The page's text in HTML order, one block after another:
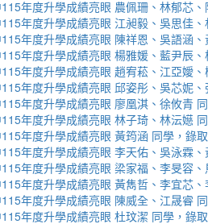
年度升學成績亮眼 農佩珊、林郁芯
年度升學成績亮眼 江昶毅、吳思佳
年度升學成績亮眼 陳祥恩、吳語涵
年度升學成績亮眼 楊雅媛、藍尹辰
年度升學成績亮眼 趙宥菘、江亞嬡
年度升學成績亮眼 邱姿彤、吳芯妮
年度升學成績亮眼 廖凰淇、徐攸青
年度升學成績亮眼 林子琦、林沄嬨
年度升學成績亮眼 黃筠涵 同學，錄
年度升學成績亮眼 李天佑、吳泳霖
年度升學成績亮眼 梁家福、李旻容
年度升學成績亮眼 黃雋哲、李宜芯
年度升學成績亮眼 陳威全、江晟睿
年度升學成績亮眼 杜玟潔 同學，錄